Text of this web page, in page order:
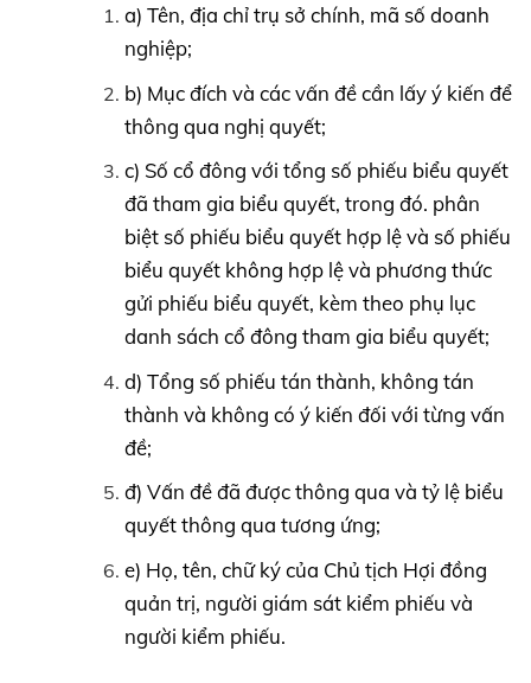
a) Tên, địa chỉ trụ sở chính, mã số doanh
nghiệp;
b) Mục đích và các vấn đề cần lấy ý kiến để
thông qua nghị quyết;
c) Số cổ đông với tổng số phiếu biểu quyết
đã tham gia biểu quyết, trong đó. phân
biệt số phiếu biểu quyết hợp lệ và số phiếu
biểu quyết không hợp lệ và phương thức
gửi phiếu biểu quyết, kèm theo phụ lục
danh sách cổ đông tham gia biểu quyết;
d) Tổng số phiếu tán thành, không tán
thành và không có ý kiến đối với từng vấn
đề;
đ) Vấn đề đã được thông qua và tỷ lệ biểu
quyết thông qua tương ứng;
e) Họ, tên, chữ ký của Chủ tịch Hợi đồng
quản trị, người giám sát kiểm phiếu và
người kiểm phiếu.